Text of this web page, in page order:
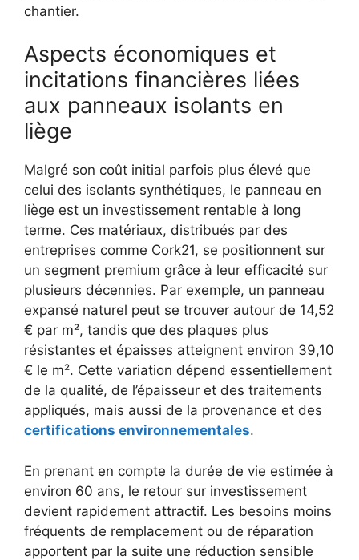
chantier.
Aspects économiques et
incitations financières liées
aux panneaux isolants en
liège
Malgré son coût initial parfois plus élevé que
celui des isolants synthétiques, le panneau en
liège est un investissement rentable à long
terme. Ces matériaux, distribués par des
entreprises comme Cork21, se positionnent sur
un segment premium grâce à leur efficacité sur
plusieurs décennies. Par exemple, un panneau
expansé naturel peut se trouver autour de 14,52
€ par m², tandis que des plaques plus
résistantes et épaisses atteignent environ 39,10
€ le m². Cette variation dépend essentiellement
de la qualité, de l’épaisseur et des traitements
appliqués, mais aussi de la provenance et des
certifications environnementales.
En prenant en compte la durée de vie estimée à
environ 60 ans, le retour sur investissement
devient rapidement attractif. Les besoins moins
fréquents de remplacement ou de réparation
apportent par la suite une réduction sensible